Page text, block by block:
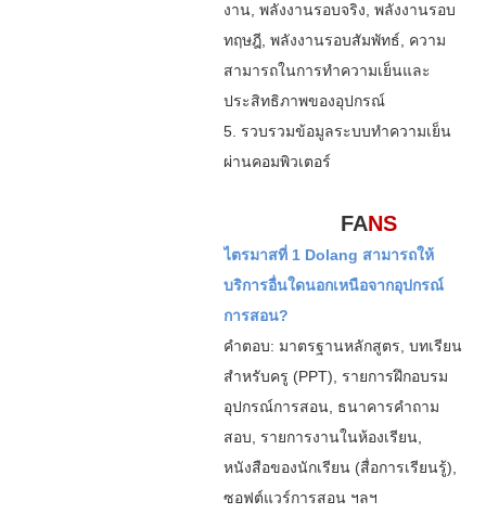
งาน, พลังงานรอบจริง, พลังงานรอบ
ทฤษฎี, พลังงานรอบสัมพัทธ์, ความ
สามารถในการทำความเย็นและ
ประสิทธิภาพของอุปกรณ์
5. รวบรวมข้อมูลระบบทำความเย็น
ผ่านคอมพิวเตอร์
FANS
ไตรมาสที่ 1 Dolang สามารถให้
บริการอื่นใดนอกเหนือจากอุปกรณ์
การสอน?
คำตอบ: มาตรฐานหลักสูตร, บทเรียน
สำหรับครู (PPT), รายการฝึกอบรม
อุปกรณ์การสอน, ธนาคารคำถาม
สอบ, รายการงานในห้องเรียน,
หนังสือของนักเรียน (สื่อการเรียนรู้),
ซอฟต์แวร์การสอน ฯลฯ